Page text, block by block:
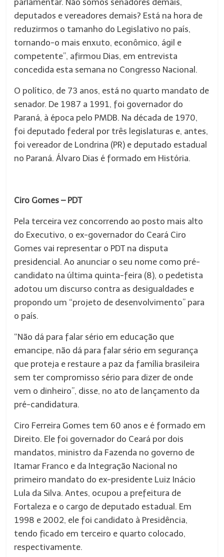
parlamentar. Não somos senadores demais,
deputados e vereadores demais? Está na hora de
reduzirmos o tamanho do Legislativo no país,
tornando-o mais enxuto, econômico, ágil e
competente”, afirmou Dias, em entrevista
concedida esta semana no Congresso Nacional.
O político, de 73 anos, está no quarto mandato de
senador. De 1987 a 1991, foi governador do
Paraná, à época pelo PMDB. Na década de 1970,
foi deputado federal por três legislaturas e, antes,
foi vereador de Londrina (PR) e deputado estadual
no Paraná. Álvaro Dias é formado em História.
Ciro Gomes – PDT
Pela terceira vez concorrendo ao posto mais alto
do Executivo, o ex-governador do Ceará Ciro
Gomes vai representar o PDT na disputa
presidencial. Ao anunciar o seu nome como pré-
candidato na última quinta-feira (8), o pedetista
adotou um discurso contra as desigualdades e
propondo um “projeto de desenvolvimento” para
o país.
“Não dá para falar sério em educação que
emancipe, não dá para falar sério em segurança
que proteja e restaure a paz da família brasileira
sem ter compromisso sério para dizer de onde
vem o dinheiro”, disse, no ato de lançamento da
pré-candidatura.
Ciro Ferreira Gomes tem 60 anos e é formado em
Direito. Ele foi governador do Ceará por dois
mandatos, ministro da Fazenda no governo de
Itamar Franco e da Integração Nacional no
primeiro mandato do ex-presidente Luiz Inácio
Lula da Silva. Antes, ocupou a prefeitura de
Fortaleza e o cargo de deputado estadual. Em
1998 e 2002, ele foi candidato à Presidência,
tendo ficado em terceiro e quarto colocado,
respectivamente.